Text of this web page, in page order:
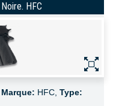
HFC
Marque: HFC, Type: